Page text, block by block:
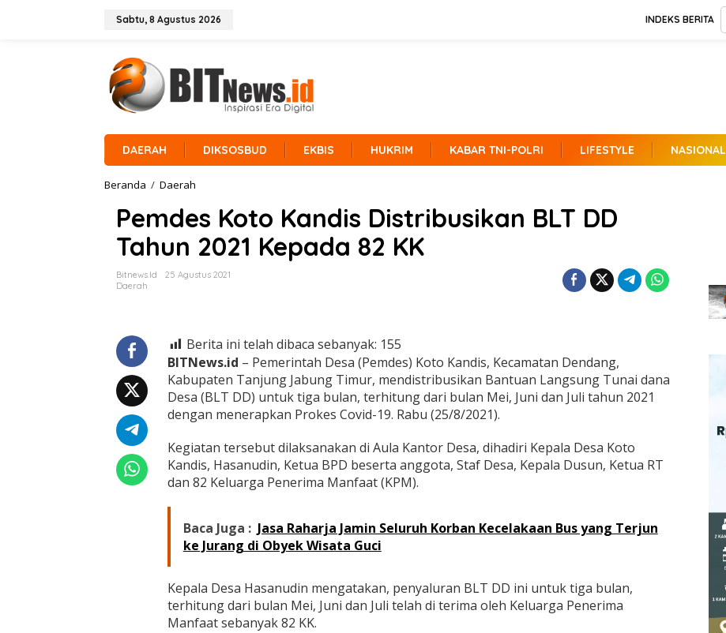
Sabtu, 8 Agustus 2026 INDEKS BERITA
DAERAH DIKSOSBUD EKBIS HUKRIM KABAR TNI-POLRI LIFESTYLE NASIONAL
Beranda / Daerah
m
d
e
s
K
a
n
d
i
s
D
i
t
r
i
s
i
k
n
B
L
T
Pemdes Koto Kandis Distribusikan BLT DD
Tahun 2021 Kepada 82 KK
Bitnews.id
25 Agustus 2021
Daerah
Berita ini telah dibaca sebanyak: 155
BITNews.id – Pemerintah Desa (Pemdes) Koto Kandis, Kecamatan Dendang,
Kabupaten Tanjung Jabung Timur, mendistribusikan Bantuan Langsung Tunai dana
Desa (BLT DD) untuk tiga bulan, terhitung dari bulan Mei, Juni dan Juli tahun 2021
dengan menerapkan Prokes Covid-19. Rabu (25/8/2021).
Kegiatan tersebut dilaksanakan di Aula Kantor Desa, dihadiri Kepala Desa Koto
Kandis, Hasanudin, Ketua BPD beserta anggota, Staf Desa, Kepala Dusun, Ketua RT
dan 82 Keluarga Penerima Manfaat (KPM).
Baca Juga : Jasa Raharja Jamin Seluruh Korban Kecelakaan Bus yang Terjun
ke Jurang di Obyek Wisata Guci
Kepala Desa Hasanudin mengatakan, penyaluran BLT DD ini untuk tiga bulan,
terhitung dari bulan Mei, Juni dan Juli telah di terima oleh Keluarga Penerima
Manfaat sebanyak 82 KK.